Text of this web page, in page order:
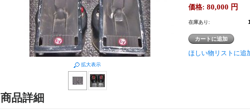
拡大表示
価格: 80,000 円
在庫あり:
ほしい物リストに追
商品詳細